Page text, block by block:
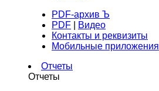
PDF-архив Ъ
PDF
Видео
Контакты и реквизиты
Мобильные приложения
Отчеты
Отчеты